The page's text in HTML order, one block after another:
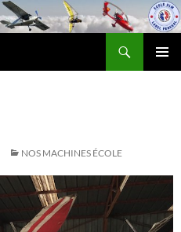
NOS MACHINES ÉCOLE